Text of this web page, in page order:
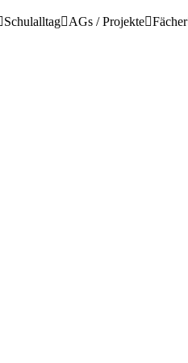
Schulalltag AGs / Projekte Fächer